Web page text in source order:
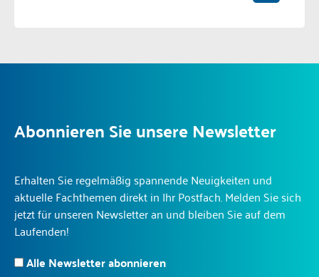
Abonnieren Sie unsere Newsletter
Erhalten Sie regelmäßig spannende Neuigkeiten und
aktuelle Fachthemen direkt in Ihr Postfach. Melden Sie sich
jetzt für unseren Newsletter an und bleiben Sie auf dem
Laufenden!
Alle Newsletter abonnieren